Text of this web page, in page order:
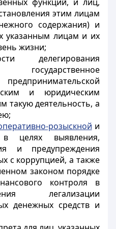
этим лицам
содержания) и
указанным лицам и их
жизни;
делегирования
и юридическим
такую деятельность, а
розыскной и
целях выявления,
и предупреждения
с коррупцией, а также
законом порядке
контроля в
легализации
денежных средств и